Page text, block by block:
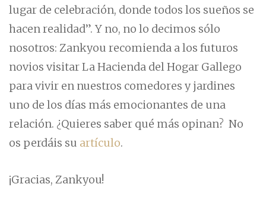
lugar de celebración, donde todos los sueños se
hacen realidad”. Y no, no lo decimos sólo
nosotros: Zankyou recomienda a los futuros
novios visitar La Hacienda del Hogar Gallego
para vivir en nuestros comedores y jardines
uno de los días más emocionantes de una
relación. ¿Quieres saber qué más opinan? No
os perdáis su artículo.
¡Gracias, Zankyou!